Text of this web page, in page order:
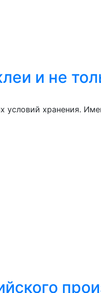
и не
хранения.